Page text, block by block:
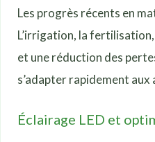
Les progrès récents en
L’irrigation, la
et une réduction des
s’adapter rapidement
Éclairage LED et